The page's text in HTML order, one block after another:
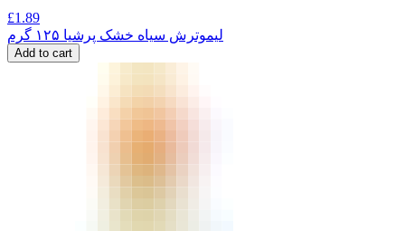
£1.89
لیموترش سیاه خشک پرشیا ۱۲۵ گرم
Add to cart